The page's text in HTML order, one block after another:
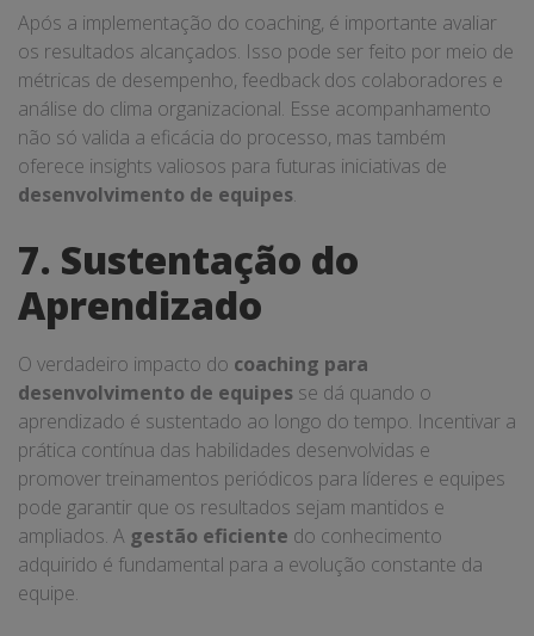
Após a implementação do coaching, é importante avaliar
os resultados alcançados. Isso pode ser feito por meio de
métricas de desempenho, feedback dos colaboradores e
análise do clima organizacional. Esse acompanhamento
não só valida a eficácia do processo, mas também
oferece insights valiosos para futuras iniciativas de
desenvolvimento de equipes.
7. Sustentação do
Aprendizado
O verdadeiro impacto do coaching para
desenvolvimento de equipes se dá quando o
aprendizado é sustentado ao longo do tempo. Incentivar a
prática contínua das habilidades desenvolvidas e
promover treinamentos periódicos para líderes e equipes
pode garantir que os resultados sejam mantidos e
ampliados. A gestão eficiente do conhecimento
adquirido é fundamental para a evolução constante da
equipe.